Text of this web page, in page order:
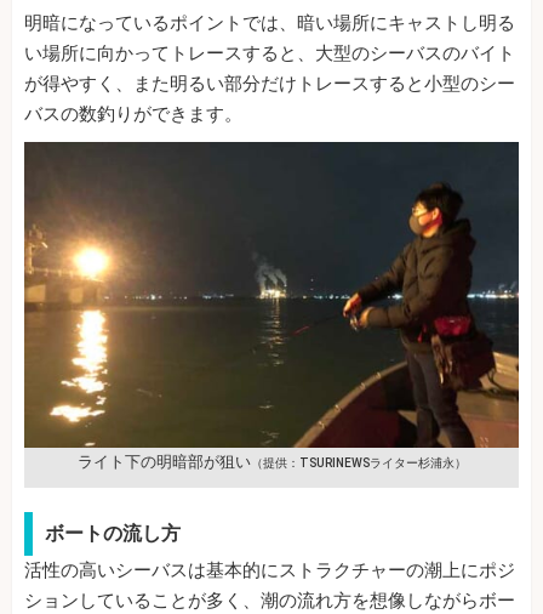
明暗になっているポイントでは、暗い場所にキャストし明る
い場所に向かってトレースすると、大型のシーバスのバイト
が得やすく、また明るい部分だけトレースすると小型のシー
バスの数釣りができます。
ライト下の明暗部が狙い（提供：TSURINEWSライター杉浦永）
ボートの流し方
活性の高いシーバスは基本的にストラクチャーの潮上にポジ
ションしていることが多く、潮の流れ方を想像しながらボー